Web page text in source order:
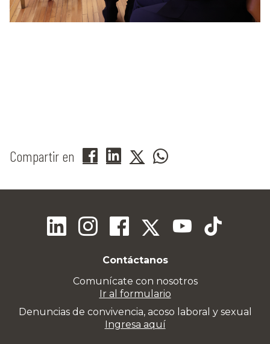
Compartir en
Contáctanos
Comunícate con nosotros
Ir al formulario
Denuncias de convivencia, acoso laboral y sexual
Ingresa aquí